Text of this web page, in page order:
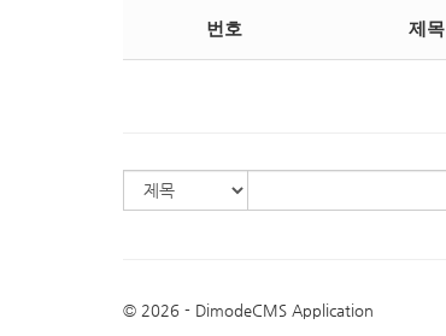
번호 제목
© 2026 - DimodeCMS Application